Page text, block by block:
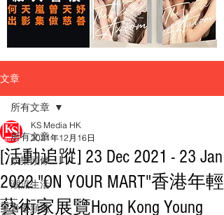
文章
所有文章
娛樂頭條
潮流生活
音樂頻道
所有文章
[活動追蹤] 23 Dec 2021 - 23 Jan
2022 "ON YOUR MART"香港年輕
藝術家展覽Hong Kong Young
KS Media HK
2021年12月16日